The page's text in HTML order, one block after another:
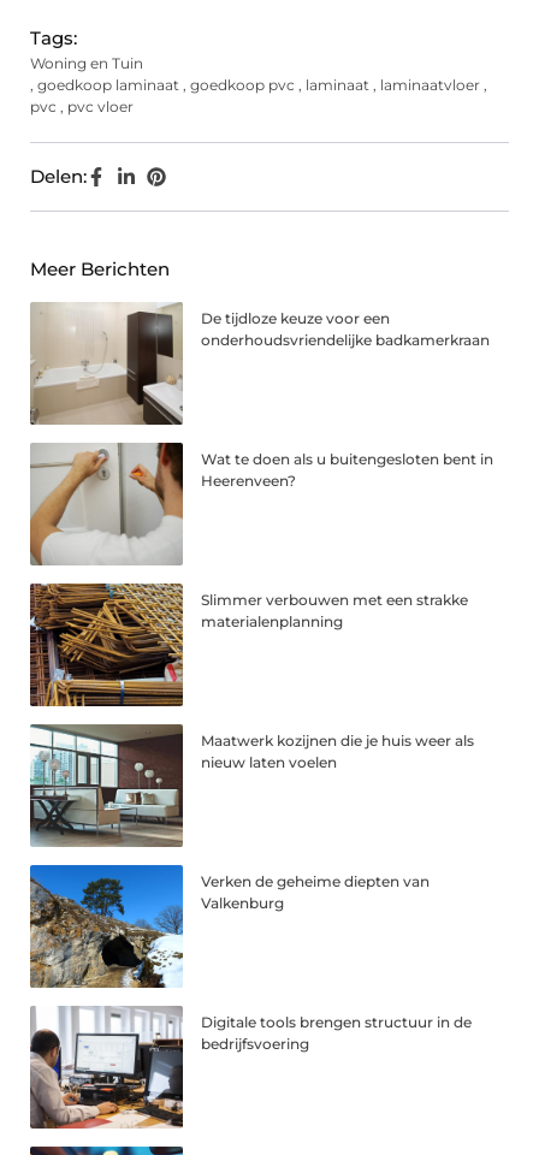
Tags:
Woning en Tuin
, goedkoop laminaat , goedkoop pvc , laminaat , laminaatvloer ,
pvc , pvc vloer
Delen:
Meer Berichten
De tijdloze keuze voor een
onderhoudsvriendelijke badkamerkraan
Wat te doen als u buitengesloten bent in
Heerenveen?
Slimmer verbouwen met een strakke
materialenplanning
Maatwerk kozijnen die je huis weer als
nieuw laten voelen
Verken de geheime diepten van
Valkenburg
Digitale tools brengen structuur in de
bedrijfsvoering